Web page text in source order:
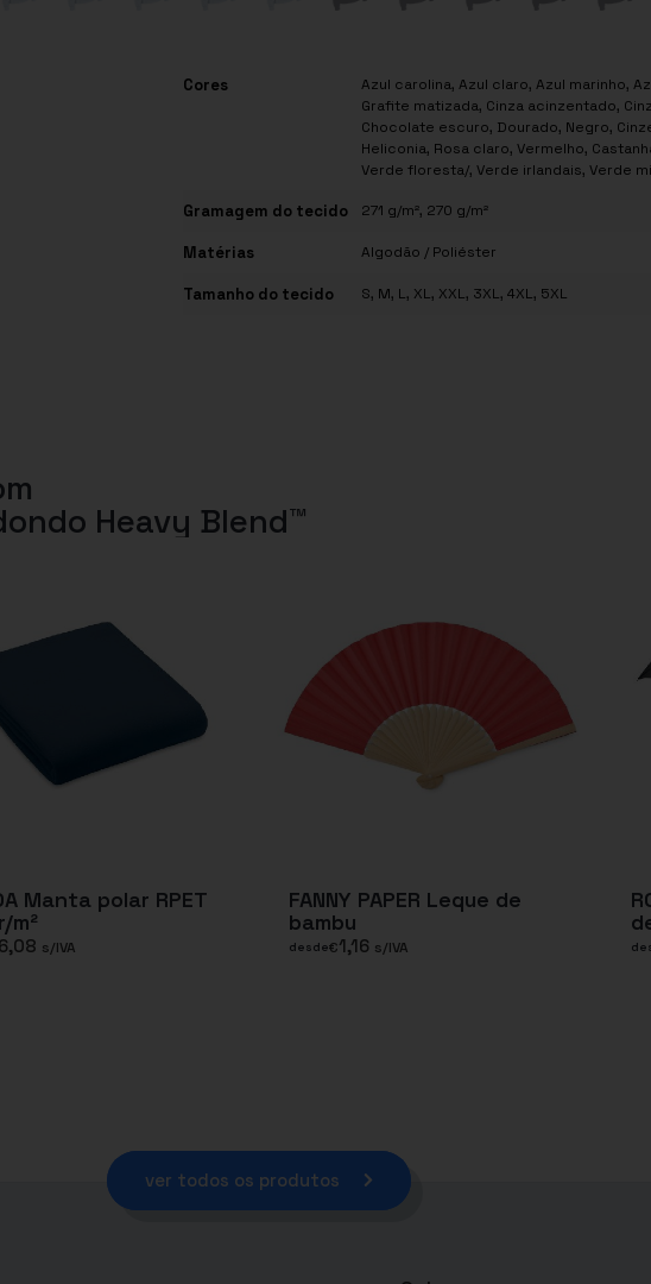
Cores
Azul carolina, Azul claro, Azul marinho,
Grafite matizada, Cinza acinzentado,
Chocolate escuro, Dourado, Negro,
Heliconia, Rosa claro, Vermelho,
Verde floresta/, Verde irlandais, Verde
Gramagem do tecido 271 g/m², 270 g/m²
Matérias Algodão / Poliéster
Tamanho do tecido S, M, L, XL, XXL, 3XL, 4XL, 5XL
Heavy Blend™
Manta polar RPET
m²
6,08 s/IVA
FANNY PAPER Leque de
bambu
desde€1,16 s/IVA
ver todos os produtos